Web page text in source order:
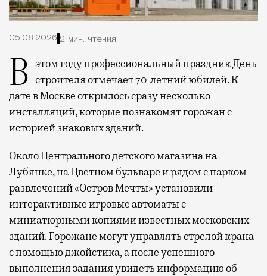
05.08.2026 2 мин. чтения
В этом году профессиональный праздник День строителя отмечает 70-летний юбилей. К
дате в Москве открылось сразу несколько
инсталляций, которые познакомят горожан с
историей знаковых зданий.
Около Центрального детского магазина на
Лубянке, на Цветном бульваре и рядом с парком
развлечений «Остров Мечты» установили
интерактивные игровые автоматы с
миниатюрными копиями известных московских
зданий. Горожане могут управлять стрелой крана
с помощью джойстика, а после успешного
выполнения задания увидеть информацию об